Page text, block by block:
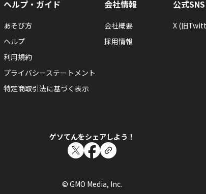
ヘルプ・ガイド
あそび方
ヘルプ
利用規約
プライバシーステートメント
特定商取引法に基づく表示
会社情報
会社概要
採用情報
公式SNS
X (旧
ゲソてんをシェアしよう！
© GMO Media, Inc.